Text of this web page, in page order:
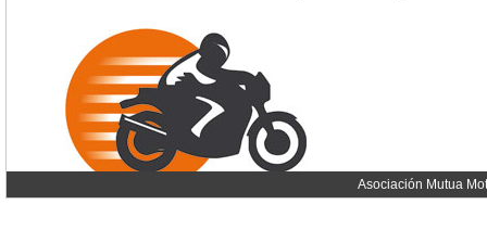
Asociación Mutua